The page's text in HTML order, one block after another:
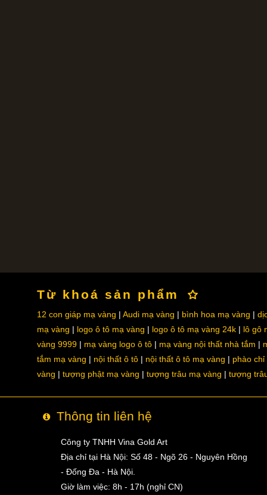
Từ khoá sản phẩm
12 con giáp mạ vàng Audi mạ vàng bình hoa mạ vàng
mạ vàng
logo ô tô mạ vàng logo ô tô mạ vàng 24k
lô gô
vàng 9999
mạ vàng logo ô tô mạ vàng nội thất nhà tắm
tắm mạ vàng
nội thất ô tô nội thất ô tô mạ vàng
phào chỉ
vàng
tượng phật mạ vàng tượng trâu mạ vàng tượng
Thông tin liên hệ
Công ty TNHH Vina Gold Art
Địa chỉ tại Hà Nội: Số 48 - Ngõ 26 - Nguyên Hồng
- Đống Đa - Hà Nội.
Giờ làm việc: 8h - 17h (nghỉ CN)